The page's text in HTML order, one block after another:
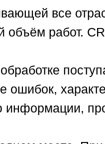
все
работ.
ошибок,